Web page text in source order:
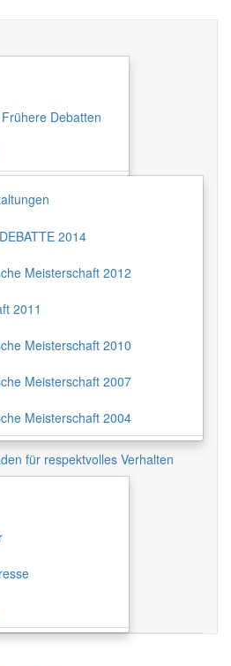
Frühere Debatten
2014
Meisterschaft 2012
2011
Meisterschaft 2010
Meisterschaft 2007
Meisterschaft 2004
für respektvolles Verhalten